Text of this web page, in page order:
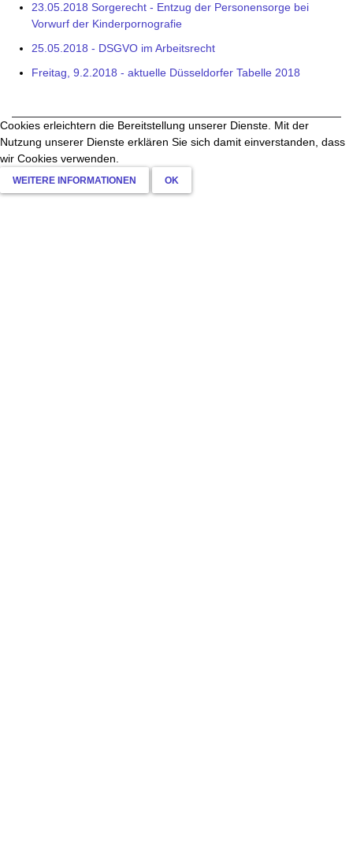
23.05.2018 Sorgerecht - Entzug der Personensorge bei
Vorwurf der Kinderpornografie
25.05.2018 - DSGVO im Arbeitsrecht
Freitag, 9.2.2018 - aktuelle Düsseldorfer Tabelle 2018
Cookies erleichtern die Bereitstellung unserer Dienste. Mit der
Nutzung unserer Dienste erklären Sie sich damit einverstanden, dass
wir Cookies verwenden.
WEITERE INFORMATIONEN OK